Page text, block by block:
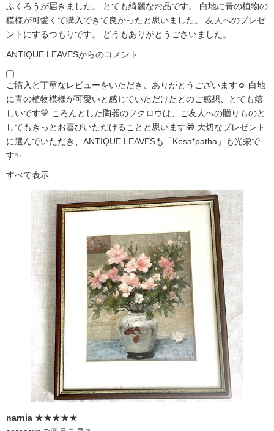
ふくろうが届きました。 とても綺麗なお品です。 白地に青の植物の
模様が可愛くて購入できて良かったと思いました。 友人へのプレゼ
ントにするつもりです。 どうもありがとうございました。
ANTIQUE LEAVESからのコメント
ご購入と丁寧なレビューをいただき、ありがとうございます☺️ 白地
に青の植物模様が可愛いと感じていただけたとのご感想、とても嬉
しいです💙 ころんとした陶器のフクロウは、ご友人への贈りものと
してもきっとお喜びいただけることと思います🎁 大切なプレゼント
に選んでいただき、ANTIQUE LEAVESも「Kesa*patha」も光栄で
す✨
すべて表示
narnia ★★★★★